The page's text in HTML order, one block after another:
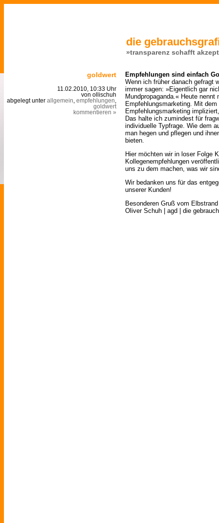
die
»transparenz schafft
goldwert
11.02.2010, 10:33 Uhr
von ollischuh
abgelegt unter allgemein empfehlungen
goldwert
kommentieren »
Empfehlungen sind einfach
Wenn ich früher danach gefragt
immer sagen: »Eigentlich gar
Mundpropaganda.« Heute nennt
Empfehlungsmarketing. Mit
Empfehlungsmarketing
Das halte ich zumindest für
individuelle Typfrage. Wie dem
man hegen und pflegen und
bieten.
Hier möchten wir in loser Folge
Kollegenempfehlungen
uns zu dem machen, was wir
Wir bedanken uns für das
unserer Kunden!
Besonderen Gruß vom Elbstrand
Oliver Schuh | agd | die